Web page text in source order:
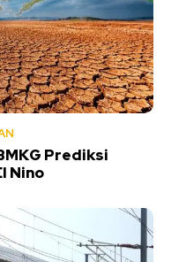
Prediksi
Nino